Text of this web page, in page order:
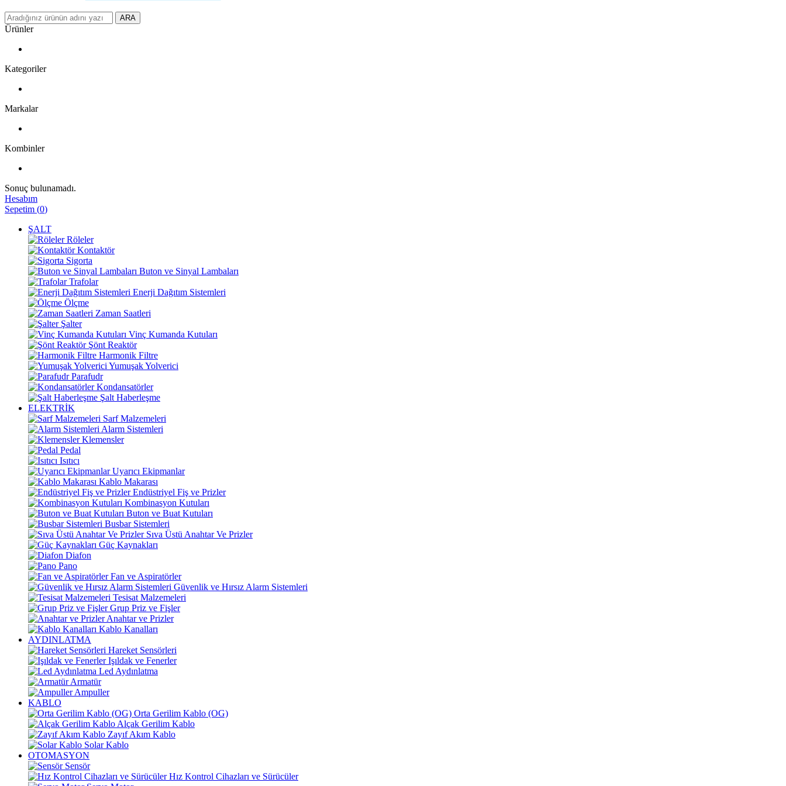
ARA
Ürünler
Kategoriler
Markalar
Kombinler
Sonuç bulunamadı.
Hesabım
Sepetim (0)
ŞALT
Röleler
Kontaktör
Sigorta
Buton ve Sinyal Lambaları
Trafolar
Enerji Dağıtım Sistemleri
Ölçme
Zaman Saatleri
Şalter
Vinç Kumanda Kutuları
Şönt Reaktör
Harmonik Filtre
Yumuşak Yolverici
Parafudr
Kondansatörler
Şalt Haberleşme
ELEKTRİK
Sarf Malzemeleri
Alarm Sistemleri
Klemensler
Pedal
Isıtıcı
Uyarıcı Ekipmanlar
Kablo Makarası
Endüstriyel Fiş ve Prizler
Kombinasyon Kutuları
Buton ve Buat Kutuları
Busbar Sistemleri
Sıva Üstü Anahtar Ve Prizler
Güç Kaynakları
Diafon
Pano
Fan ve Aspiratörler
Güvenlik ve Hırsız Alarm Sistemleri
Tesisat Malzemeleri
Grup Priz ve Fişler
Anahtar ve Prizler
Kablo Kanalları
AYDINLATMA
Hareket Sensörleri
Işıldak ve Fenerler
Led Aydınlatma
Armatür
Ampuller
KABLO
Orta Gerilim Kablo (OG)
Alçak Gerilim Kablo
Zayıf Akım Kablo
Solar Kablo
OTOMASYON
Sensör
Hız Kontrol Cihazları ve Sürücüler